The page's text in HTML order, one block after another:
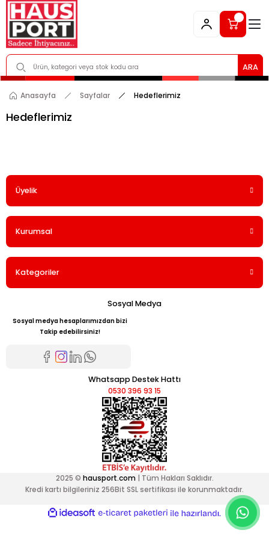
ARA
Anasayfa Sayfalar Hedeflerimiz
Hedeflerimiz
Üyelik
Kurumsal
Kategoriler
Sosyal Medya
Sosyal medya hesaplarımızdan bizi
Takip edebilirsiniz!
Whatsapp Destek Hattı
0530 396 93 15
2025 © hausport.com | Tüm Hakları Saklıdır.
Kredi kartı bilgileriniz 256Bit SSL sertifikası ile korunmaktadır.
ideasoft
e-
ile
hazırlandı.